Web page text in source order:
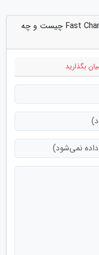
دیدگاه های مرتبط با "قابلیت Fast Charging چیست و چه
بگذارید